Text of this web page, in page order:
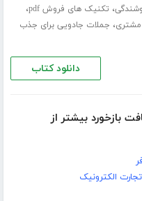
، تکنیک های فروش pdf ،
مشتری، جملات جادویی برای جذب
دانلود کتاب
بازخورد بیشتر از
الکترونیک